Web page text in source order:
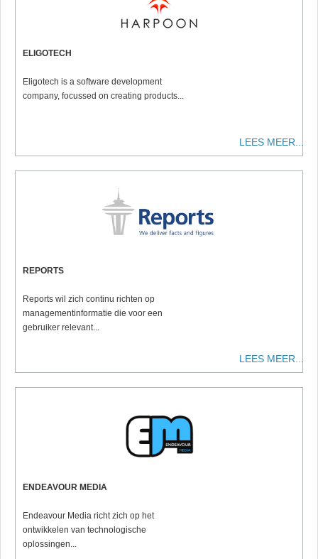
ELIGOTECH
Eligotech is a software development
company, focussed on creating products...
LEES MEER...
REPORTS
Reports wil zich continu richten op
managementinformatie die voor een
gebruiker relevant...
LEES MEER...
ENDEAVOUR MEDIA
Endeavour Media richt zich op het
ontwikkelen van technologische
oplossingen...